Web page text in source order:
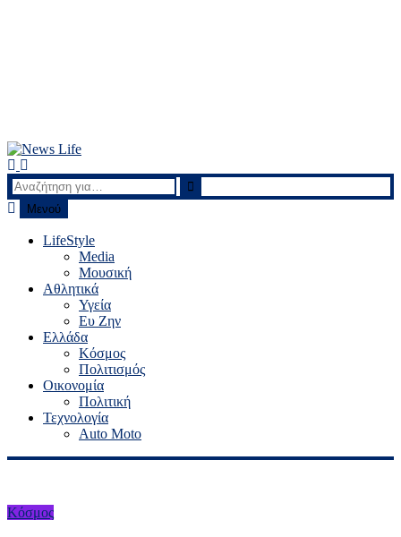
News Life
Ειδήσεις και νέα
Αναζήτηση
για:
Μενού
LifeStyle
Media
Μουσική
Αθλητικά
Υγεία
Ευ Ζην
Ελλάδα
Κόσμος
Πολιτισμός
Οικονομία
Πολιτική
Τεχνολογία
Auto Moto
Κόσμος